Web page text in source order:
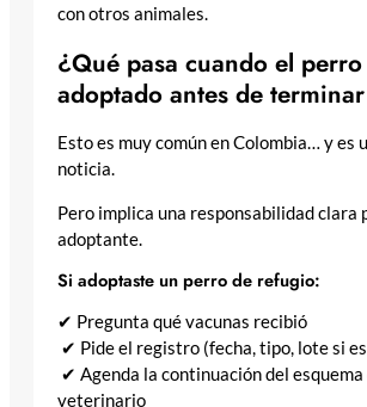
con otros animales.
¿Qué pasa cuando el perro
adoptado antes de
Esto es muy común en Colombia… y es
noticia.
Pero implica una responsabilidad clara
adoptante.
Si adoptaste un perro de refugio:
✔ Pregunta qué vacunas recibió
✔ Pide el registro (fecha, tipo, lote si
✔ Agenda la continuación del esquema
veterinario